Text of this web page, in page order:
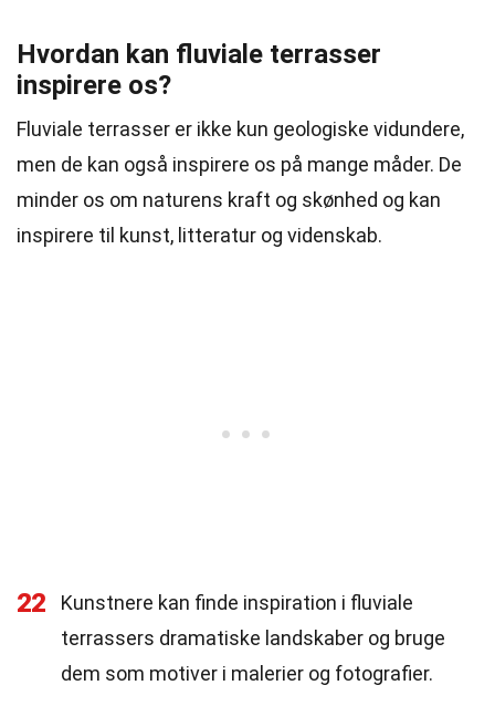
Hvordan kan fluviale terrasser
inspirere os?
Fluviale terrasser er ikke kun geologiske vidundere,
men de kan også inspirere os på mange måder. De
minder os om naturens kraft og skønhed og kan
inspirere til kunst, litteratur og videnskab.
22
Kunstnere kan finde inspiration i fluviale
terrassers dramatiske landskaber og bruge
dem som motiver i malerier og fotografier.